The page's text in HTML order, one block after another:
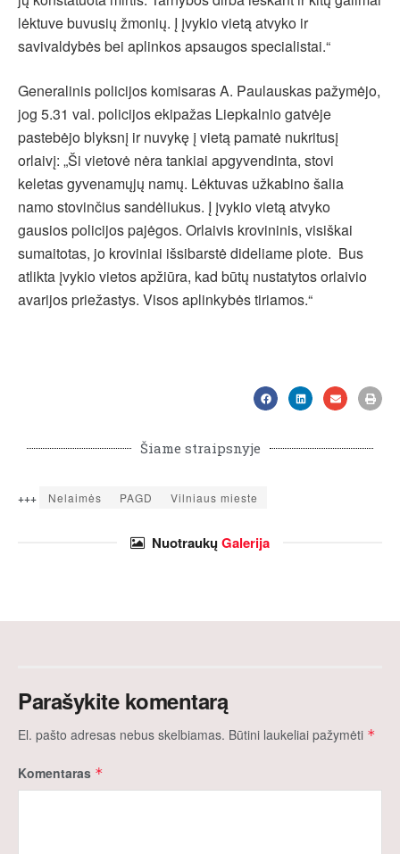
lėktuve buvusių žmonių. Į įvykio vietą atvyko ir
savivaldybės bei aplinkos apsaugos specialistai.“
Generalinis policijos komisaras A. Paulauskas pažymėjo,
jog 5.31 val. policijos ekipažas Liepkalnio gatvėje
pastebėjo blyksnį ir nuvykę į vietą pamatė nukritusį
orlaivį: „Ši vietovė nėra tankiai apgyvendinta, stovi
keletas gyvenamųjų namų. Lėktuvas užkabino šalia
namo stovinčius sandėliukus. Į įvykio vietą atvyko
gausios policijos pajėgos. Orlaivis krovininis, visiškai
sumaitotas, jo kroviniai išsibarstė dideliame plote. Bus
atlikta įvykio vietos apžiūra, kad būtų nustatytos orlaivio
avarijos priežastys. Visos aplinkybės tiriamos.“
Šiame straipsnyje
+++ Nelaimės PAGD Vilniaus mieste
NuotraukųGalerija
Parašykite komentarą
El. pašto adresas nebus skelbiamas. Būtini laukeliai pažymėti *
Komentaras *